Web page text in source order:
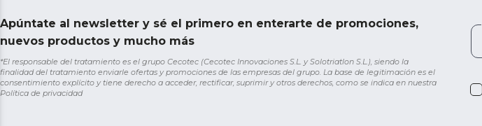
Apúntate al newsletter y sé el primero en enterarte de promociones,
nuevos productos y mucho más
*El responsable del tratamiento es el grupo Cecotec (Cecotec Innovaciones S.L. y Solotriatlon S.L.), siendo la
finalidad del tratamiento enviarle ofertas y promociones de las empresas del grupo. La base de legitimación es el
consentimiento explícito y tiene derecho a acceder, rectificar, suprimir y otros derechos, como se indica en nuestra
Política de privacidad